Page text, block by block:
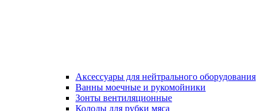
Аксессуары для нейтрального оборудования
Ванны моечные и рукомойники
Зонты вентиляционные
Колоды для рубки мяса